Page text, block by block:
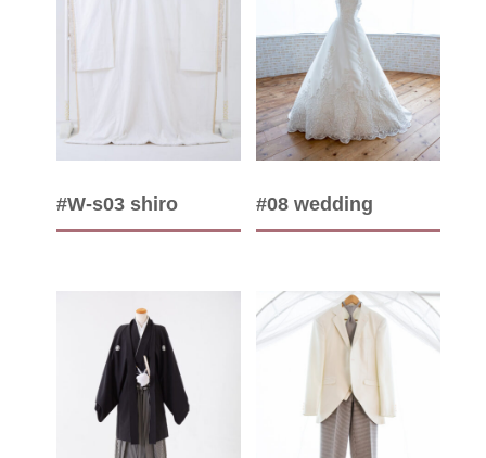
#W-s03 shiro #08 wedding